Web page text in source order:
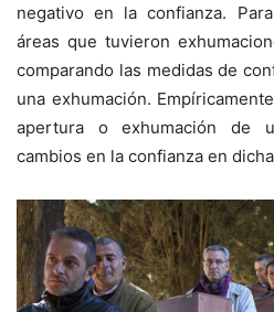
negativo en la confianza.
áreas que tuvieron
comparando las medidas de
una exhumación.
apertura o exhumación de
cambios en la confianza en